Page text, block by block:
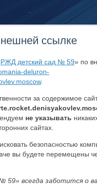
ссылке
РЖД детский сад № 59» по
deluron-
.
за содержимое
не указывать
сайтах.
безопасностью
вы будете перемещены
59» всегда заботится о